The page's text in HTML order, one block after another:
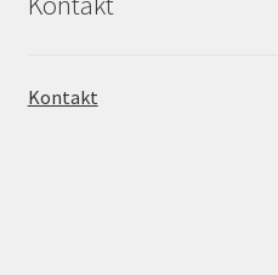
Kontakt